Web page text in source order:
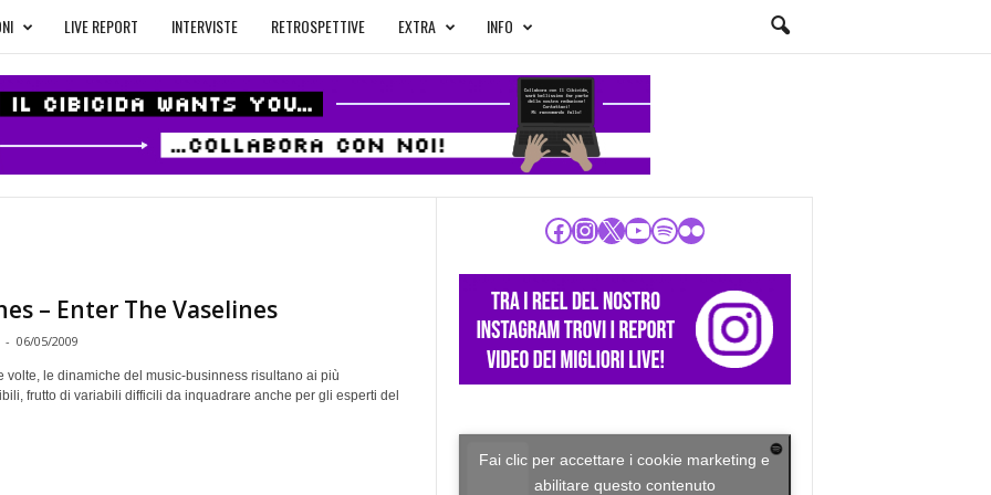
LIVE REPORT INTERVISTE RETROSPETTIVE EXTRA INFO
– Enter The Vaselines
- 06/05/2009
volte, le dinamiche del music-businness risultano ai più
frutto di variabili difficili da inquadrare anche per gli esperti del
Facebook InstagramX YouTube Spotify Flickr
Fai clic per accettare i cookie marketing e
abilitare questo contenuto